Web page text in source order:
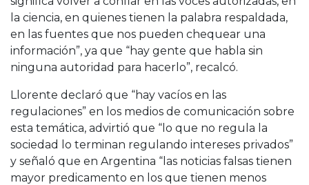
la ciencia, en quienes tienen la palabra respaldada,
en las fuentes que nos pueden chequear una
información”, ya que “hay gente que habla sin
ninguna autoridad para hacerlo”, recalcó.
Llorente declaró que “hay vacíos en las
regulaciones” en los medios de comunicación sobre
esta temática, advirtió que “lo que no regula la
sociedad lo terminan regulando intereses privados”
y señaló que en Argentina “las noticias falsas tienen
mayor predicamento en los que tienen menos